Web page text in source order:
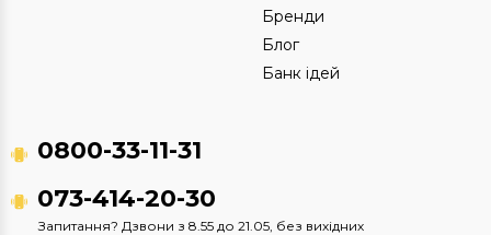
Бренди
Блог
Банк ідей
0800-33-11-31
073-414-20-30
Запитання? Дзвони з 8.55 до 21.05, без вихідних